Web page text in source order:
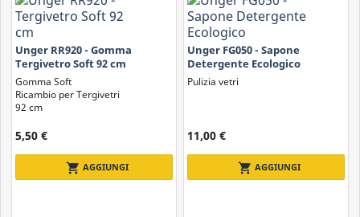
Unger RR920 - Gomma
Tergivetro Soft 92 cm
Gomma Soft
Ricambio per Tergivetri
92 cm
5,50 €
shopping_cart AGGIUNGI
Unger FG050 - Sapone
Detergente Ecologico
Pulizia vetri
11,00 €
shopping_cart AGGIUNGI